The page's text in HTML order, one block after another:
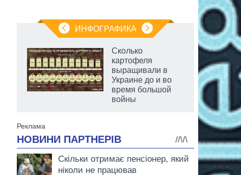
ИНФОГРАФИКА
Сколько
картофеля
выращивали в
Украине до и во
время большой
войны